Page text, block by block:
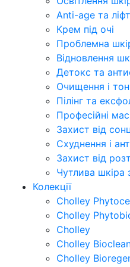
Anti-age та
Крем під очі
Проблемна
Відновлення
Детокс та
Очищення і
Пілінг та
Професійні
Захист від
Схуднення і
Захист від
Чутлива шкіра
Колекції
Cholley
Cholley
Cholley
Cholley
Cholley